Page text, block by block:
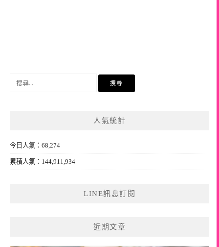
人氣統計
今日人氣：68,274
累積人氣：144,911,934
LINE訊息訂閱
近期文章